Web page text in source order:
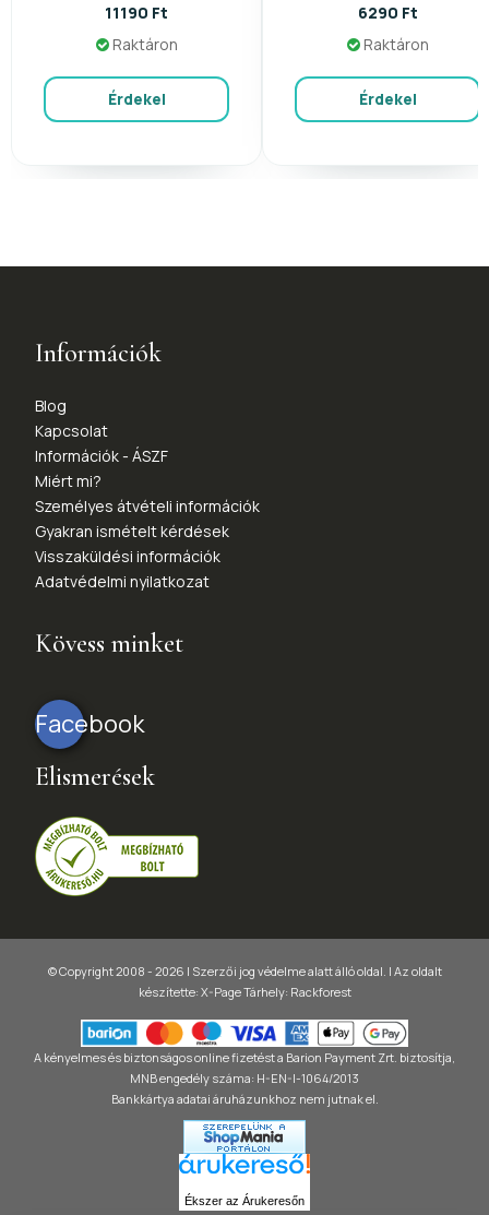
11190 Ft
Raktáron
Érdekel
6290 Ft
Raktáron
Érdekel
Információk
Blog
Kapcsolat
Információk - ÁSZF
Miért mi?
Személyes átvételi információk
Gyakran ismételt kérdések
Visszaküldési információk
Adatvédelmi nyilatkozat
Kövess minket
Facebook
Elismerések
© Copyright 2008 - 2026 | Szerzői jog védelme alatt álló oldal. | Az oldalt
készítette: X-PageTárhely: Rackforest
A kényelmes és biztonságos online fizetést a Barion Payment Zrt. biztosítja,
MNB engedély száma: H-EN-I-1064/2013
Bankkártya adatai áruházunkhoz nem jutnak el.
Ékszer az Árukeresőn